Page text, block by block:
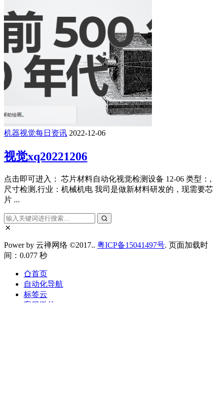
机器视觉每日资讯 2022-12-06
视觉xq20221206
点击即可进入： 芯片材料自动化视觉检测设备 12-06 类型：,
尺寸检测,行业：机械机电 我司是做新材料研发的，现需要芯
片 ...
Power by 云禅网络 ©2017.. 粤ICP备15041497号. 页面加载时
间：0.077 秒
首页
自动化导航
标签云
客服微信